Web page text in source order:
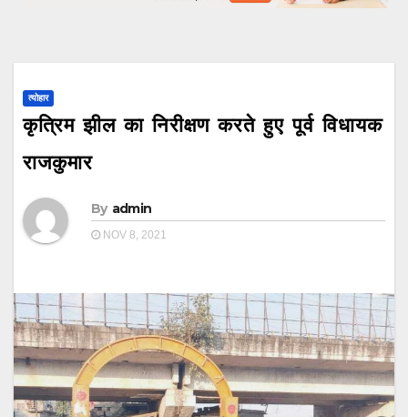
त्योहार
कृत्रिम झील का निरीक्षण करते हुए पूर्व विधायक
राजकुमार
By admin
NOV 8, 2021